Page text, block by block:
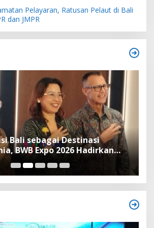
Pelayaran, Ratusan Pelaut di Bali
dan JMPR
Bali sebagai Destinasi
BWB Expo 2026 Hadirkan
dan Global